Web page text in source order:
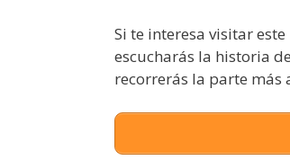
Si te interesa visitar
escucharás la historia
recorrerás la parte más